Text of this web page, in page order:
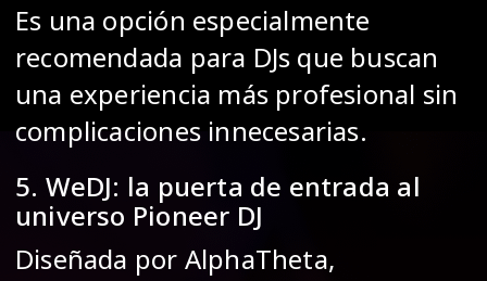
Es una opción especialmente
recomendada para DJs que buscan
una experiencia más profesional sin
complicaciones innecesarias.
5. WeDJ: la puerta de entrada al
universo Pioneer DJ
Diseñada por AlphaTheta,